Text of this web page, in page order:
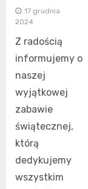
17 grudnia
2024
Z radością
informujemy o
naszej
wyjątkowej
zabawie
świątecznej,
którą
dedykujemy
wszystkim